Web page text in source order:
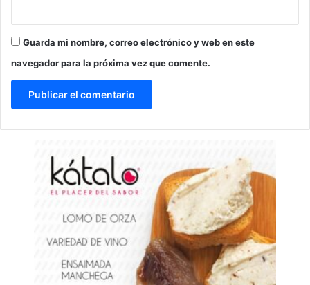
Guarda mi nombre, correo electrónico y web en este
navegador para la próxima vez que comente.